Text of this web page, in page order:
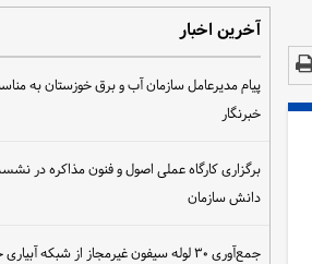
آخرین اخبار
پیام مدیرعامل سازمان آب و برق خوزستان به
خبرنگار
دانش سازمان
جمع‌آوری ۳۰ لوله سیفون غیرمجاز از شبکه